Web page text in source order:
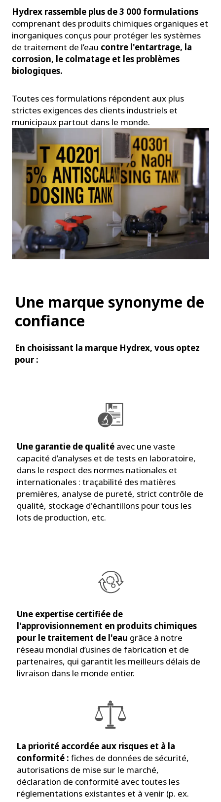
Hydrex rassemble plus de 3 000 formulations
comprenant des produits chimiques organiques et
inorganiques conçus pour protéger les systèmes
de traitement de l’eau contre l'entartrage, la
corrosion, le colmatage et les problèmes
biologiques.
Toutes ces formulations répondent aux plus
strictes exigences des clients industriels et
municipaux partout dans le monde.
Une marque synonyme de
confiance
En choisissant la marque Hydrex, vous optez
pour :
Une garantie de qualité avec une vaste
capacité d’analyses et de tests en laboratoire,
dans le respect des normes nationales et
internationales : traçabilité des matières
premières, analyse de pureté, strict contrôle de
qualité, stockage d'échantillons pour tous les
lots de production, etc.
Une expertise certifiée de
l'approvisionnement en produits chimiques
pour le traitement de l'eau grâce à notre
réseau mondial d’usines de fabrication et de
partenaires, qui garantit les meilleurs délais de
livraison dans le monde entier.
La priorité accordée aux risques et à la
conformité : fiches de données de sécurité,
autorisations de mise sur le marché,
déclaration de conformité avec toutes les
réglementations existantes et à venir (p. ex.